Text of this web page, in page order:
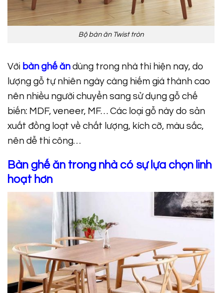
Bộ bàn ăn Twist tròn
Với bàn ghế ăn dùng trong nhà thì hiện nay, do
lượng gỗ tự nhiên ngày càng hiếm giá thành cao
nên nhiều người chuyển sang sử dụng gỗ chế
biến: MDF, veneer, MF… Các loại gỗ này do sản
xuất đồng loạt về chất lượng, kích cỡ, màu sắc,
nên dễ thi công…
Bàn ghế ăn trong nhà có sự lựa chọn linh
hoạt hơn